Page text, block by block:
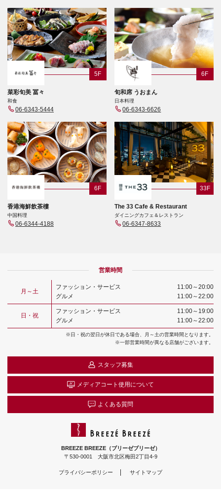
5F
菜彩旬美 冨々
和食
06-6343-5444
6F
旬和席 うおまん
日本料理
06-6343-6626
6F
香港海鮮飲茶樓
中国料理
06-6344-4188
33F
The 33 Cafe & Restaurant
ダイニングカフェ＆レストラン
06-6347-8633
営業時間
月～土
ファッション・サービス
11:00～20:00
グルメ
11:00～22:00
日・祝
ファッション・サービス
11:00～19:00
グルメ
11:00～22:00
※日・祝の翌日が休日である場合、月～土の営業時間となります。
※一部営業時間が異なる店舗がございます。
スタッフ募集
メディアコート 使用について
よくある質問
BREEZE BREEZE（ブリーゼブリーゼ）
〒530-0001 大阪市北区梅田2丁目4-9
プライバシーポリシー サイトマップ